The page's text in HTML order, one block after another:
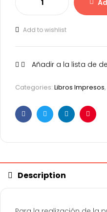
Add to wishlist
Añadir a la lista de
Categories: Libros Impresos,
FacebookTwitterLinkedin
Description